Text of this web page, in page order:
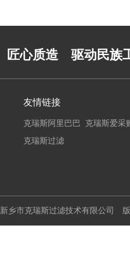
匠心质造 驱动民族
友情链接
克瑞斯阿里巴巴
克瑞斯爱采
克瑞斯过滤
新乡市克瑞斯过滤技术有限公司